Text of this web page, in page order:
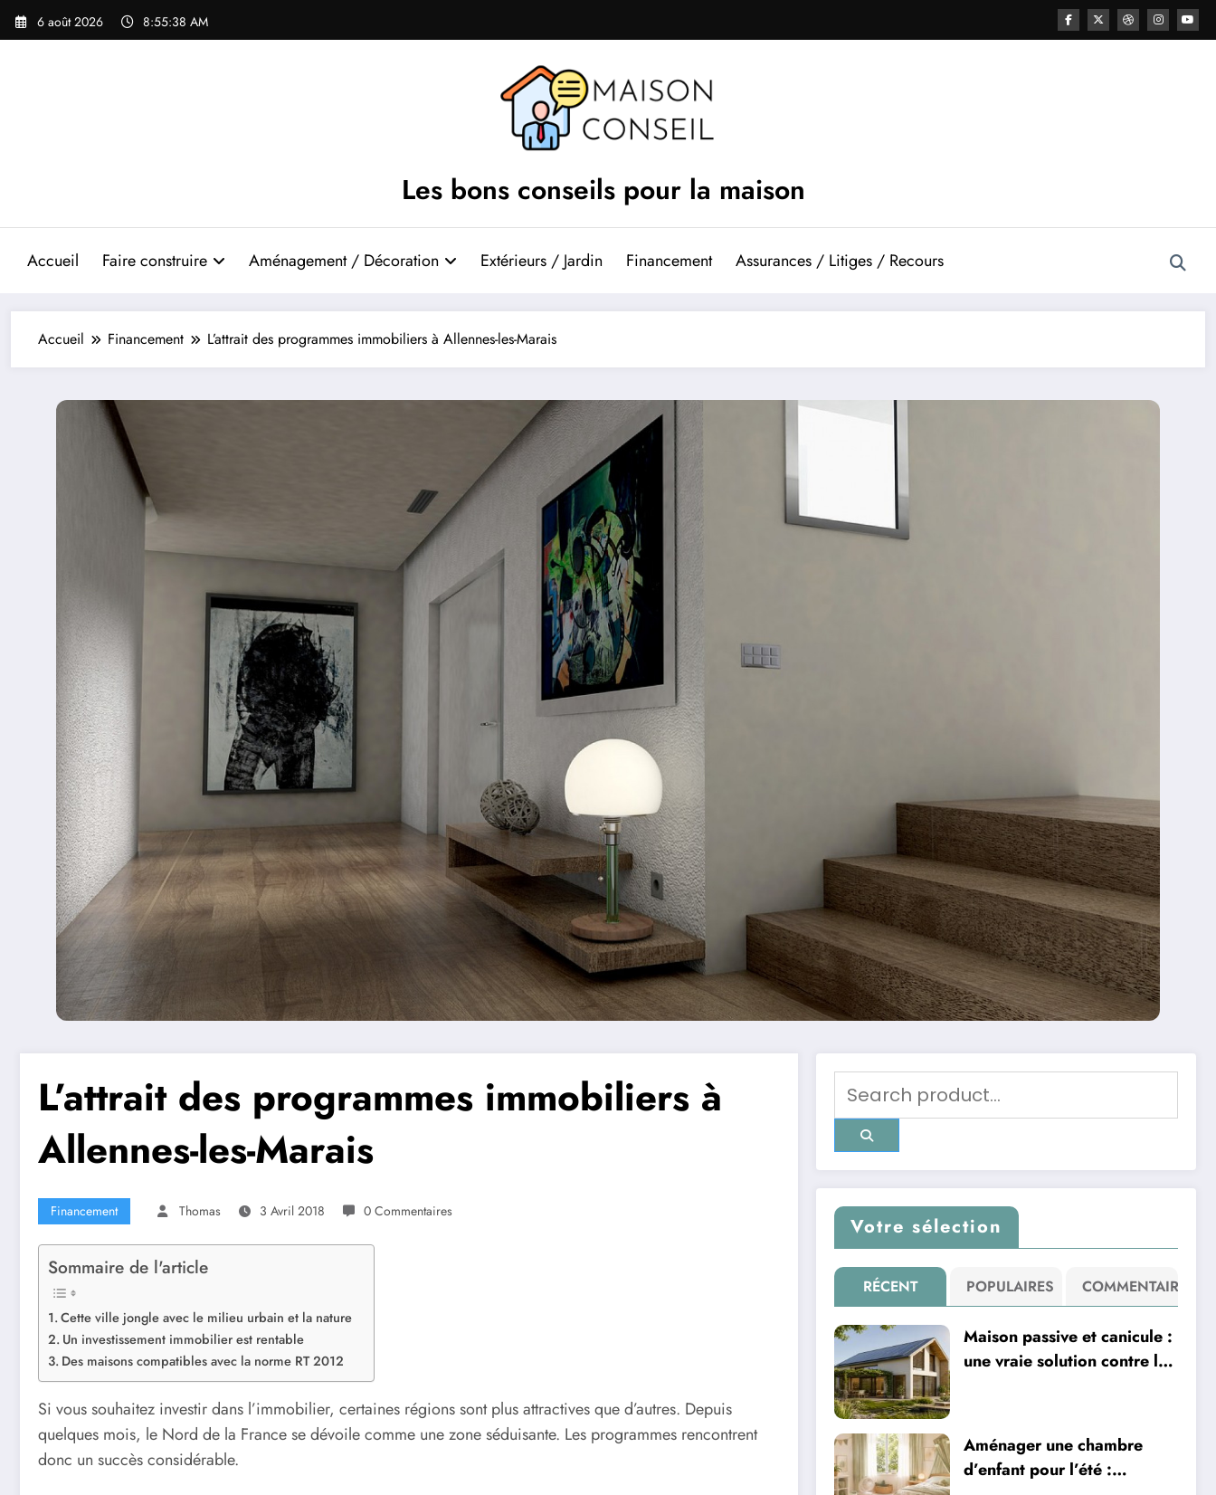
Aller
6 août 2026 8:55:39 AM
Les bons conseils pour la maison
Accueil Faire construire Aménagement / Décoration Extérieurs / Jardin Financement Assurances / Litiges / Recours
Accueil Financement L’attrait des programmes immobiliers à Allennes-les-Marais
L’attrait des programmes immobiliers à
Allennes-les-Marais
Financement Thomas 3 Avril 2018 0 Commentaires
Sommaire de l'article
Cette ville jongle avec le milieu urbain et la nature
Un investissement immobilier est rentable
Des maisons compatibles avec la norme RT 2012
Si vous souhaitez investir dans l’immobilier, certaines régions sont plus attractives que d’autres. Depuis
quelques mois, le Nord de la France se dévoile comme une zone séduisante. Les programmes rencontrent
donc un succès considérable.
Votre sélection
RÉCENT POPULAIRES COMMENTAIRE
Maison passive et canicule :
une vraie solution contre la
Aménager une chambre
d’enfant pour l’été :